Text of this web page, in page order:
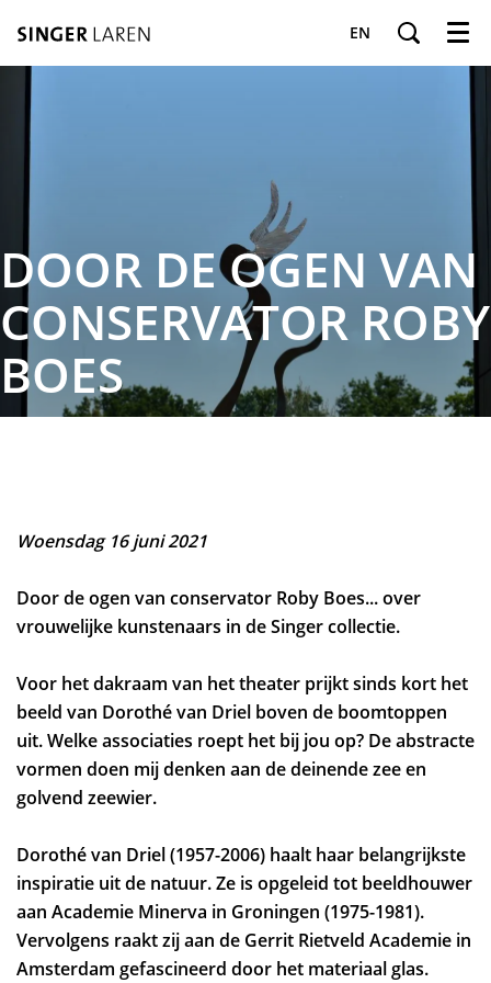
EN Menu
DOOR DE OGEN VAN
CONSERVATOR ROBY
BOES
Woensdag 16 juni 2021
Door de ogen van conservator Roby Boes... over
vrouwelijke kunstenaars in de Singer collectie.
Voor het dakraam van het theater prijkt sinds kort het
beeld van Dorothé van Driel boven de boomtoppen
uit. Welke associaties roept het bij jou op? De abstracte
vormen doen mij denken aan de deinende zee en
golvend zeewier.
Dorothé van Driel (1957-2006) haalt haar belangrijkste
inspiratie uit de natuur. Ze is opgeleid tot beeldhouwer
aan Academie Minerva in Groningen (1975-1981).
Vervolgens raakt zij aan de Gerrit Rietveld Academie in
Amsterdam gefascineerd door het materiaal glas.